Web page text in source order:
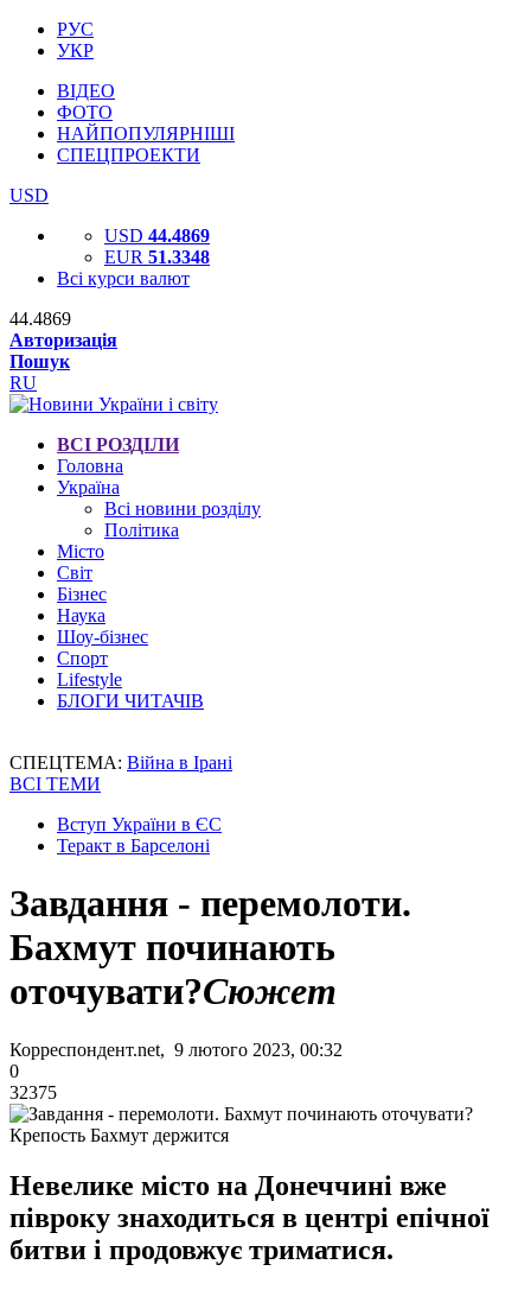
РУС
УКР
ВІДЕО
ФОТО
НАЙПОПУЛЯРНІШІ
СПЕЦПРОЕКТИ
USD
USD 44.4869
EUR 51.3348
Всі курси валют
44.4869
Авторизація
Пошук
RU
ВСІ РОЗДІЛИ
Головна
Україна
Всі новини розділу
Політика
Місто
Світ
Бізнес
Наука
Шоу-бізнес
Спорт
Lifestyle
БЛОГИ ЧИТАЧІВ
СПЕЦТЕМА: Війна в Ірані
ВСІ ТЕМИ
Вступ України в ЄС
Теракт в Барселоні
Завдання - перемолоти.
Бахмут починають
оточувати?Сюжет
Корреспондент.net, 9 лютого 2023, 00:32
0
32375
Крепость Бахмут держится
Невелике місто на Донеччині вже
півроку знаходиться в центрі епічної
битви і продовжує триматися.